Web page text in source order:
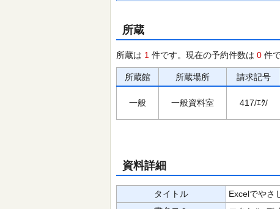
所蔵
所蔵は 1 件です。現在の予約件数は 0 件
所蔵館 所蔵場所 請求記号
一般 一般資料室 417/ｴｸ/
資料詳細
タイトル
Excelでやさ